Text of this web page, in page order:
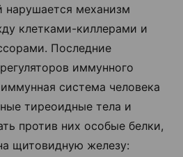
нарушается механизм
клетками-киллерами и
Последние
иммунного
иммунная система человека
тиреоидные тела и
против них особые белки,
щитовидную железу: